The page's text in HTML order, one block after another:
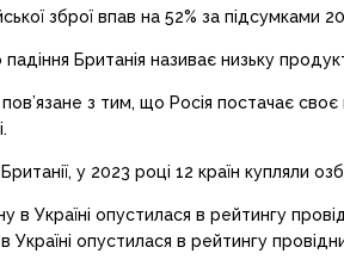
зброї впав на 52% за підсумками
Британія називає низьку
з тим, що Росія постачає
у 2023 році 12 країн купляли
Україні опустилася в рейтингу